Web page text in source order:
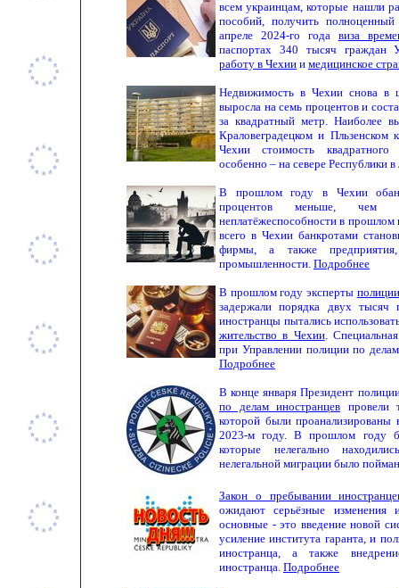
всем украинцам, которые нашли
пособий, получить
апреле 2024-го года виза
паспортах 340 тысяч граждан
работу в Чехии и медицинское
Недвижимость в Чехии снова в
выросла на семь процентов и
за квадратный метр. Наиболее
Краловеградецком и
Чехии стоимость
особенно – на севере Республики
В прошлом году в Чехии
процентов меньше,
неплатёжеспособности в
всего в Чехии банкротами
фирмы, а также
промышленности. Подробнее
В прошлом году эксперты
задержали порядка двух тысяч
иностранцы пытались
жительство в Чехии.
при Управлении полиции по
Подробнее
Вконце января Президент
по делам иностранцев провели
которой были проанализированы
2023-м году. В прошлом году
которые нелегально
нелегальной миграции было
Закон о пребывании
ожидают серьёзные изменения
основные - это введение новой
усиление института гаранта, и
иностранца, а также
иностранца. Подробнее